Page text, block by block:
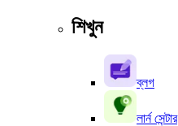
শিখুন
ব্লগ
লার্ন সেন্টার